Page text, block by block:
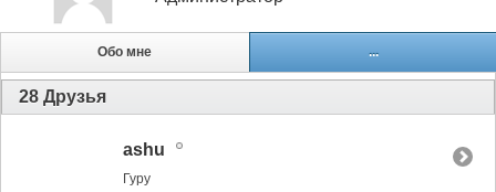
Обо мне ...
28 Друзья
ashu
Гуру